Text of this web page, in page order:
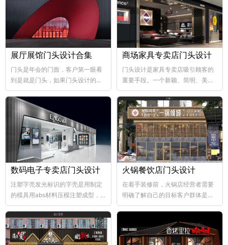
展厅展馆门头设计合集
门头是年会的门面，客户第一眼看
到是就是门头，如果门头设计的比
较好，那年会也向...
商场家具专卖店门头设计
门头设计是家具专卖店吸引顾客的
重要手段。一个新颖、简明、美观
大方的门...
数码电子专卖店门头设计
注塑字壳发光标识的字壳是用制定
的模具用abs材料压模注塑成型，
abs韧性好、不易破碎...
火锅餐饮店门头设计
在着手装修前，火锅店经营者需要
明确了解自己的目标客户群体是哪
个层次，这样...